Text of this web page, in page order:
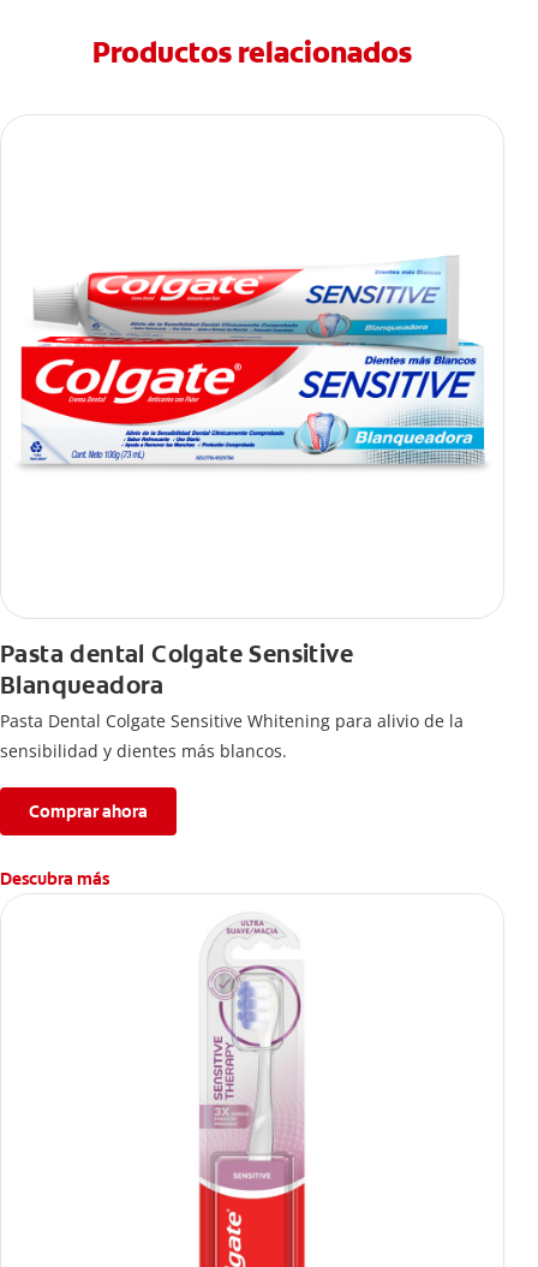
Productos relacionados
Pasta dental Colgate Sensitive
Blanqueadora
Pasta Dental Colgate Sensitive Whitening para alivio de la
sensibilidad y dientes más blancos.
Comprar ahora
Descubra más